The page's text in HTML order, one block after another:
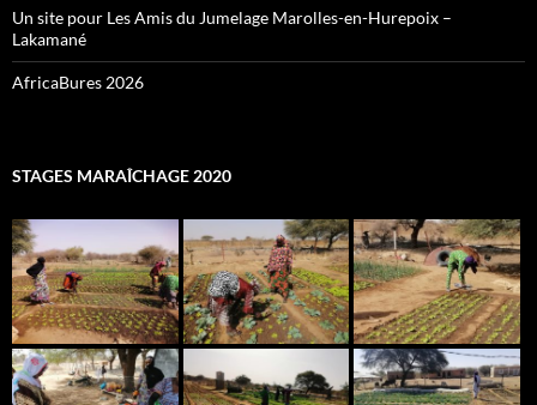
Un site pour Les Amis du Jumelage Marolles-en-Hurepoix –
Lakamané
AfricaBures 2026
STAGES MARAÎCHAGE 2020